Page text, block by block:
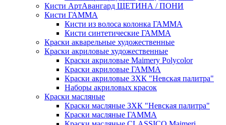
Кисти АртАвангард ЩЕТИНА / ПОНИ
Кисти ГАММА
Кисти из волоса колонка ГАММА
Кисти синтетические ГАММА
Краски акварельные художественные
Краски акриловые художественные
Краски акриловые Maimery Polycolor
Краски акриловые ГАММА
Краски акриловые ЗХК "Невская палитра"
Наборы акриловых красок
Краски масляные
Краски масляные ЗХК "Невская палитра"
Краски масляные ГАММА